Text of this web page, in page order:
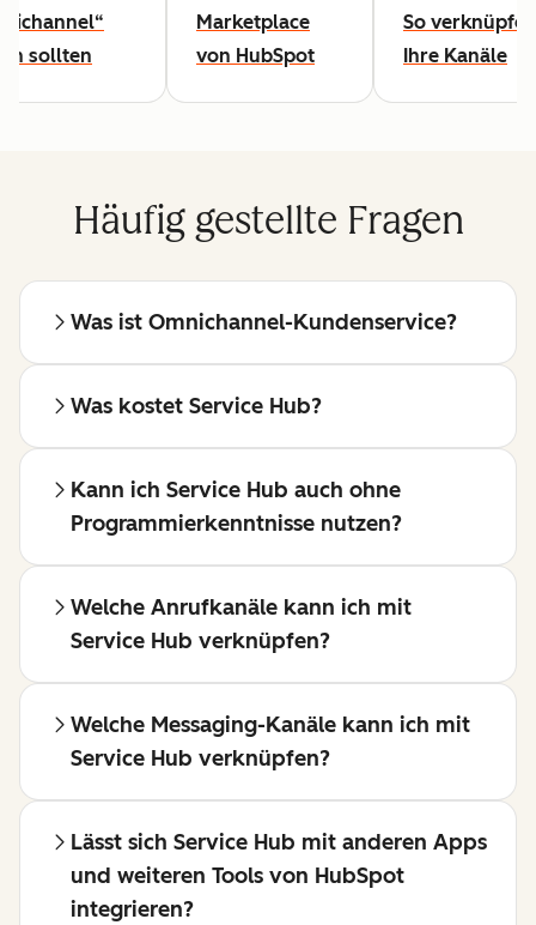
sollten
Marketplace
von HubSpot
So
Ihre Kanäle
Häufig gestellte Fragen
Was ist Omnichannel-Kundenservice?
Was kostet Service Hub?
Kann ich Service Hub auch ohne
Programmierkenntnisse nutzen?
Welche Anrufkanäle kann ich mit
Service Hub verknüpfen?
Welche Messaging-Kanäle kann ich mit
Service Hub verknüpfen?
Lässt sich Service Hub mit anderen Apps
und weiteren Tools von HubSpot
integrieren?